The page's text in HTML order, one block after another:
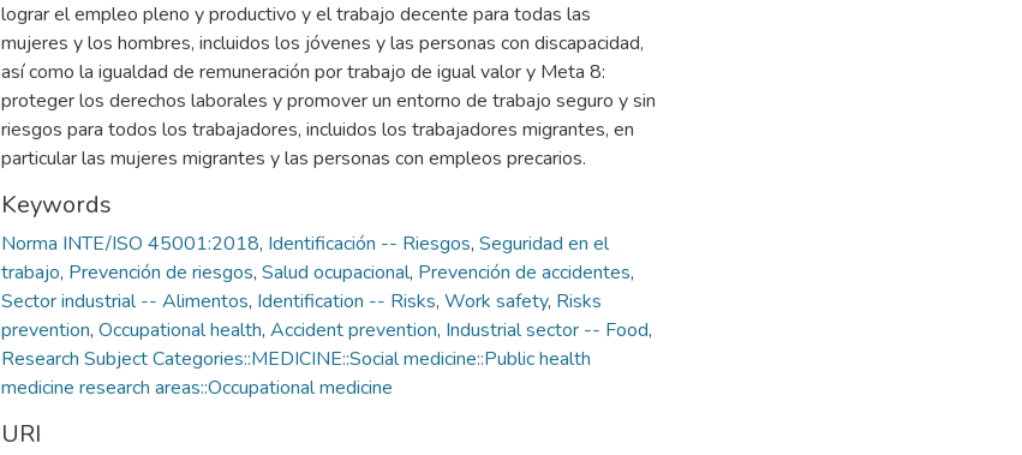
lograr el empleo pleno y productivo y el trabajo decente para todas las
mujeres y los hombres, incluidos los jóvenes y las personas con discapacidad,
así como la igualdad de remuneración por trabajo de igual valor y Meta 8:
proteger los derechos laborales y promover un entorno de trabajo seguro y sin
riesgos para todos los trabajadores, incluidos los trabajadores migrantes, en
particular las mujeres migrantes y las personas con empleos precarios.
Keywords
Norma INTE/ISO 45001:2018, Identificación -- Riesgos, Seguridad en el
trabajo, Prevención de riesgos, Salud ocupacional, Prevención de accidentes,
Sector industrial -- Alimentos, Identification -- Risks, Work safety, Risks
prevention, Occupational health, Accident prevention, Industrial sector -- Food,
Research Subject Categories::MEDICINE::Social medicine::Public health
medicine research areas::Occupational medicine
URI